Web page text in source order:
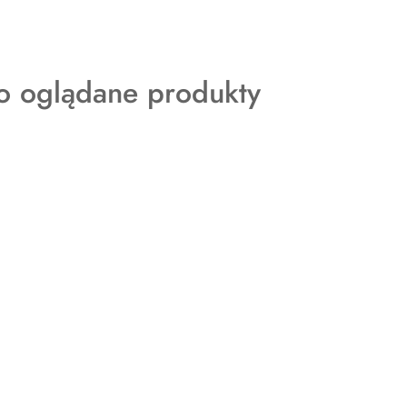
oglądane produkty